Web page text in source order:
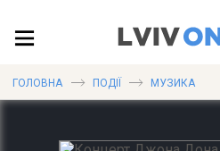
ГОЛОВНА ПОДІЇ МУЗИКА